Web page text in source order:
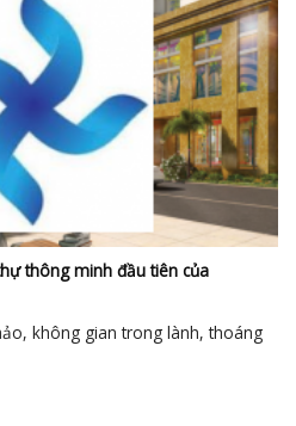
thông minh đầu tiên của
không gian trong lành, thoáng